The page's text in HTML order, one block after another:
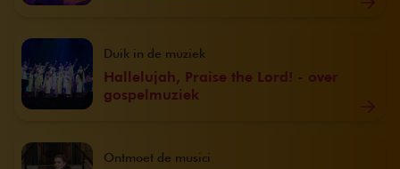
Hallelujah, Praise the Lord! - over
gospelmuziek
Duik in de muziek
Ontmoet de musici